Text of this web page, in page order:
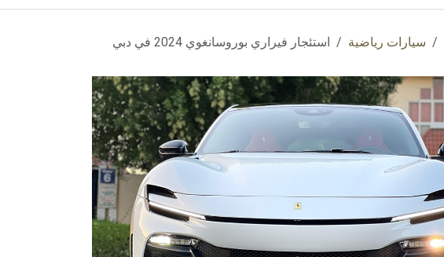
سيارات رياضية استئجار فيراري بوروسانغوي 2024 في دبي